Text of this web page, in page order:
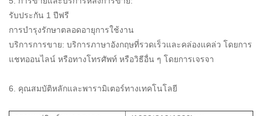
รับประกัน 1 ปีฟรี
การบำรุงรักษาตลอดอายุการใช้งาน
บริการการขาย: บริการภาษาอังกฤษที่รวดเร็วและคล่องแคล่ว โดยการ
แชทออนไลน์ หรือทางโทรศัพท์ หรือวิธีอื่น ๆ โดยการเจรจา
6. คุณสมบัติหลักและพารามิเตอร์ทางเทคโนโลยี